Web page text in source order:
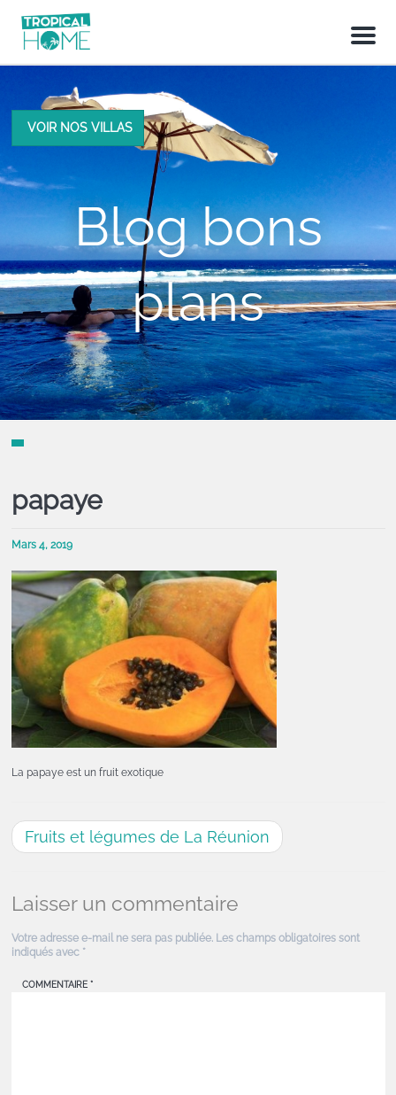
M
n
VOIR NOS VILLAS
Blog bons
plans
papaye
Mars 4, 2019
La papaye est un fruit exotique
Fruits et légumes de La Réunion
Laisser un commentaire
Votre adresse e-mail ne sera pas publiée. Les champs obligatoires sont
indiqués avec *
COMMENTAIRE *